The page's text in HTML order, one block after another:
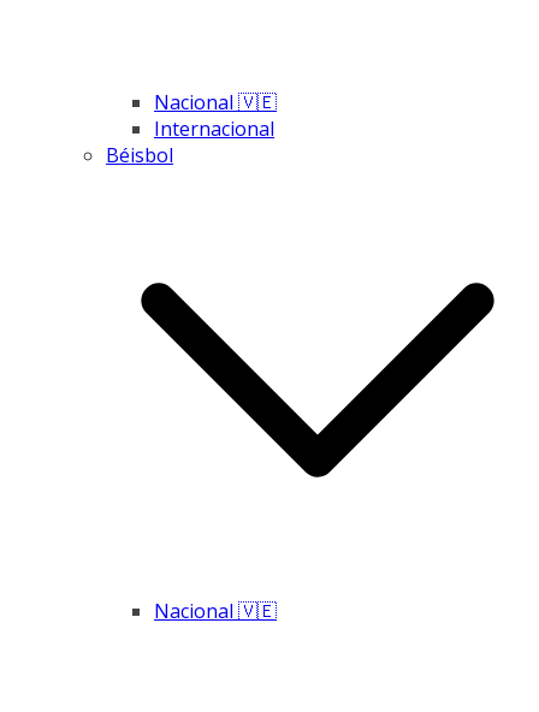
Nacional 🇻🇪
Internacional
Béisbol
Nacional 🇻🇪